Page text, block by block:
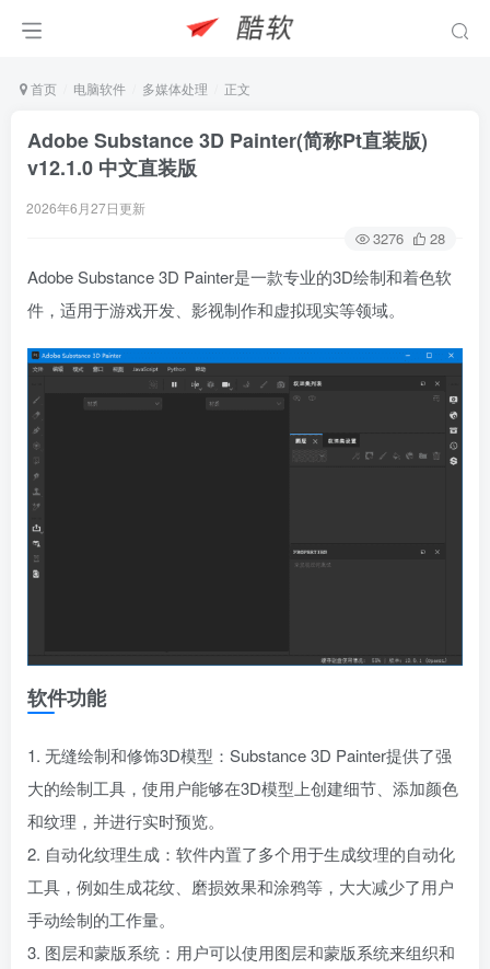
首页 电脑软件 多媒体处理 正文
Adobe Substance 3D Painter(简称Pt直装版)
v12.1.0 中文直装版
2026年6月27日更新
3276 28
Adobe Substance 3D Painter是一款专业的3D绘制和着色软
件，适用于游戏开发、影视制作和虚拟现实等领域。
软件功能
1. 无缝绘制和修饰3D模型：Substance 3D Painter提供了强
大的绘制工具，使用户能够在3D模型上创建细节、添加颜色
和纹理，并进行实时预览。
2. 自动化纹理生成：软件内置了多个用于生成纹理的自动化
工具，例如生成花纹、磨损效果和涂鸦等，大大减少了用户
手动绘制的工作量。
3. 图层和蒙版系统：用户可以使用图层和蒙版系统来组织和